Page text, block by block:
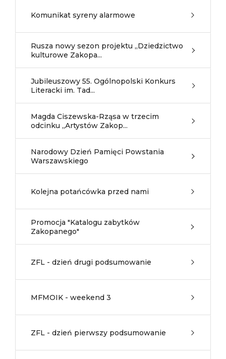
Komunikat syreny alarmowe
Rusza nowy sezon projektu „Dziedzictwo
kulturowe Zakopa...
Jubileuszowy 55. Ogólnopolski Konkurs
Literacki im. Tad...
Magda Ciszewska-Rząsa w trzecim
odcinku „Artystów Zakop...
Narodowy Dzień Pamięci Powstania
Warszawskiego
Kolejna potańcówka przed nami
Promocja "Katalogu zabytków
Zakopanego"
ZFL - dzień drugi podsumowanie
MFMOIK - weekend 3
ZFL - dzień pierwszy podsumowanie